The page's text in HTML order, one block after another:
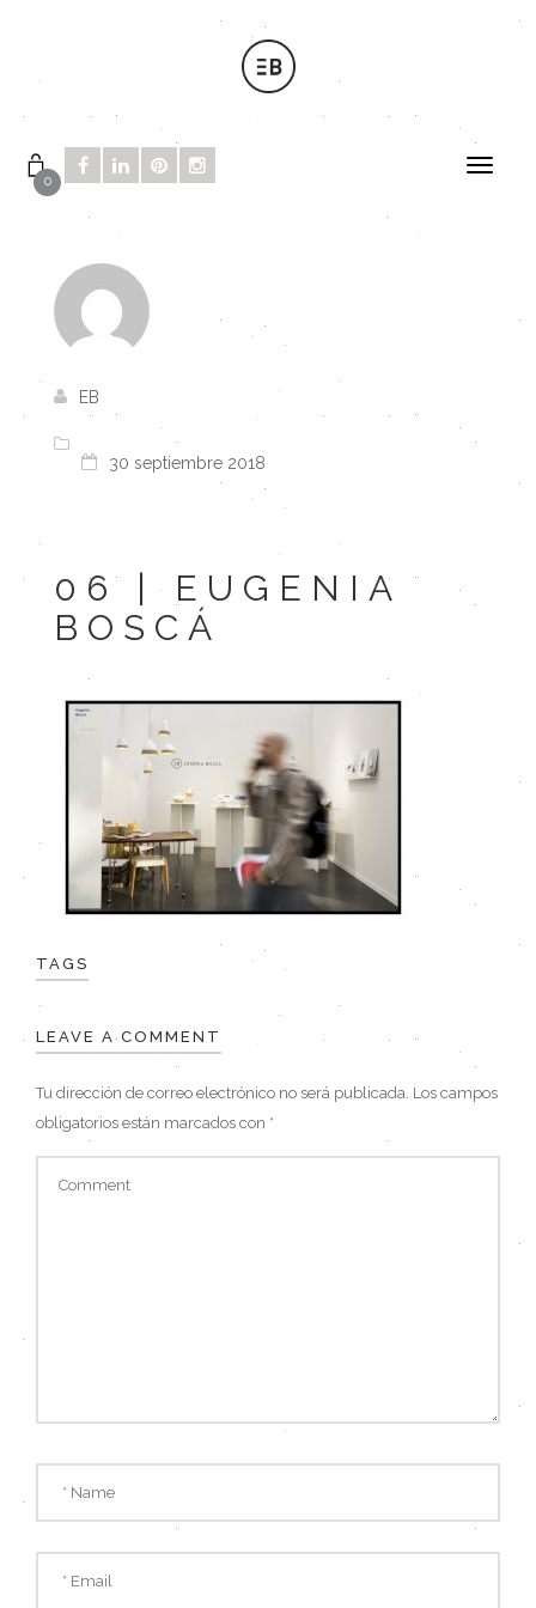
0
EB
30 septiembre 2018
06 | EUGENIA
BOSCÁ
TAGS
LEAVE A COMMENT
Tu dirección de correo electrónico no será publicada. Los campos
obligatorios están marcados con *